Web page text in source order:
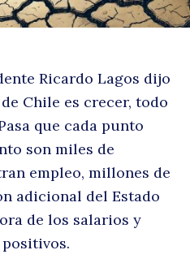
Ricardo Lagos dijo
Chile es crecer, todo
que cada punto
son miles de
empleo, millones de
adicional del Estado
de los salarios y